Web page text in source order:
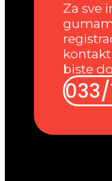
Za sve
biste